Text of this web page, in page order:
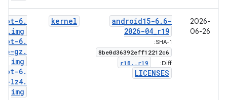
2026-
06-26
android15-6. 6-
2026-04_r19
SHA-1:
8be0d36392eff12212c6
Diff:
r18 . . r19
LICENSES
kernel
6.
. img
6.
6-gz .
img
6.
6-lz4.
img